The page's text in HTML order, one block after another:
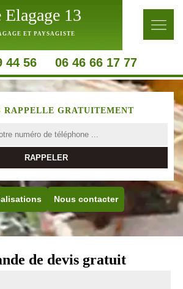
13
ET PAYSAGISTE
44 56 06 46 66 17 77
RAPPELLE GRATUITEMENT
Nous contacter
de devis gratuit